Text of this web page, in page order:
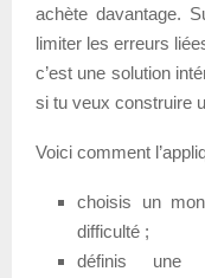
achète davantage.
limiter les erreurs
c’est une solution
si tu veux construire
Voici comment
choisis un
difficulté ;
définis une